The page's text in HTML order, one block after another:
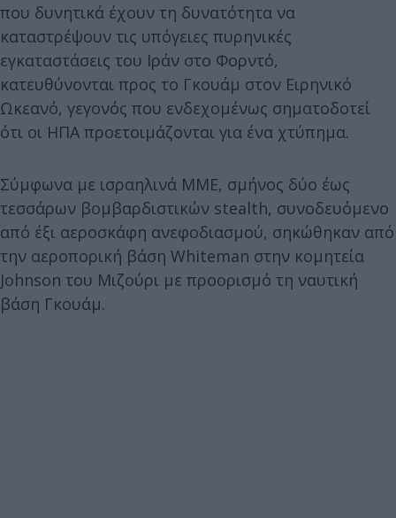
που δυνητικά έχουν τη δυνατότητα να
καταστρέψουν τις υπόγειες πυρηνικές
εγκαταστάσεις του Ιράν στο Φορντό,
κατευθύνονται προς το Γκουάμ στον Ειρηνικό
Ωκεανό, γεγονός που ενδεχομένως σηματοδοτεί
ότι οι ΗΠΑ προετοιμάζονται για ένα χτύπημα.
Σύμφωνα με ισραηλινά ΜΜΕ, σμήνος δύο έως
τεσσάρων βομβαρδιστικών stealth, συνοδευόμενο
από έξι αεροσκάφη ανεφοδιασμού, σηκώθηκαν από
την αεροπορική βάση Whiteman στην κομητεία
Johnson του Μιζούρι με προορισμό τη ναυτική
βάση Γκουάμ.